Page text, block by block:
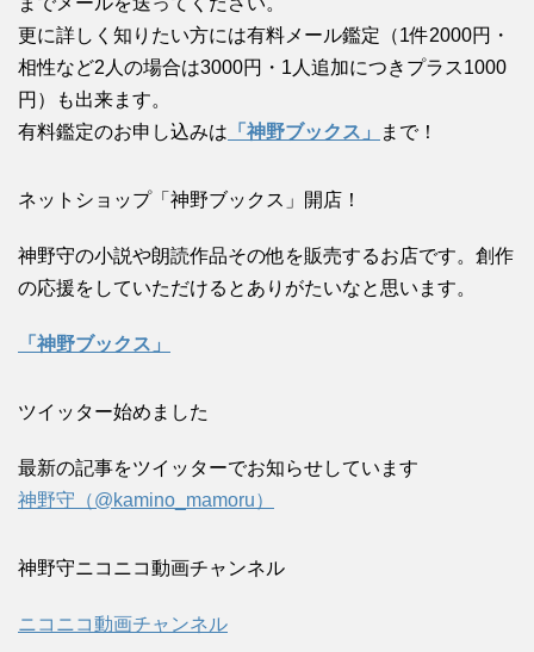
更に詳しく知りたい方には有料メール鑑定（1件2000円・
相性など2人の場合は3000円・1人追加につきプラス1000
円）も出来ます。
有料鑑定のお申し込みは 「神野ブックス」 まで！
ネットショップ「神野ブックス」開店！
神野守の小説や朗読作品その他を販売するお店です。創作
の応援をしていただけるとありがたいなと思います。
「神野ブックス」
ツイッター始めました
最新の記事をツイッターでお知らせしています
神野守（@kamino_mamoru）
神野守ニコニコ動画チャンネル
ニコニコ動画チャンネル